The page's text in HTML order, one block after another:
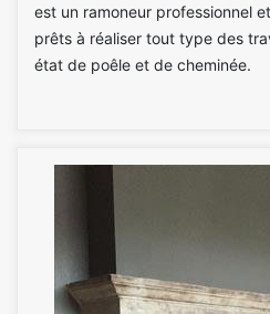
est un ramoneur professionnel
prêts à réaliser tout type des
état de poêle et de cheminée.